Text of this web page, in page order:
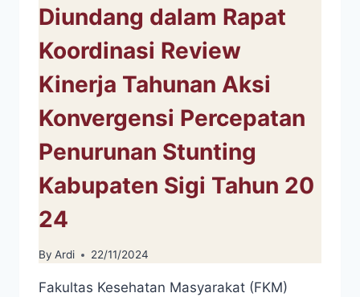
Diundang dalam Rapat
Koordinasi Review
Kinerja Tahunan Aksi
Konvergensi Percepatan
Penurunan Stunting
Kabupaten Sigi Tahun 20
24
By Ardi 22/11/2024
Fakultas Kesehatan Masyarakat (FKM)